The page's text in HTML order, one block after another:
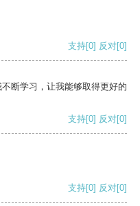
支持[0] 反对[0]
断学习，让我能够取得更好的
支持[0] 反对[0]
支持[0] 反对[0]